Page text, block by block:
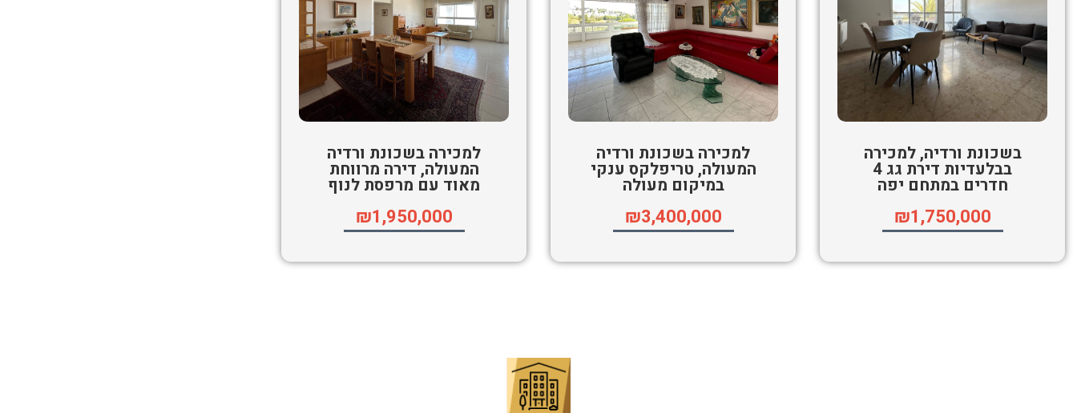
בשכונת ורדיה, למכירה
בבלעדיות דירת גג 4
חדרים במתחם יפה
₪1,750,000
למכירה בשכונת ורדיה
המעולה, טריפלקס ענקי
במיקום מעולה
₪3,400,000
למכירה בשכונת ורדיה
המעולה, דירה מרווחת
מאוד עם מרפסת לנוף
₪1,950,000